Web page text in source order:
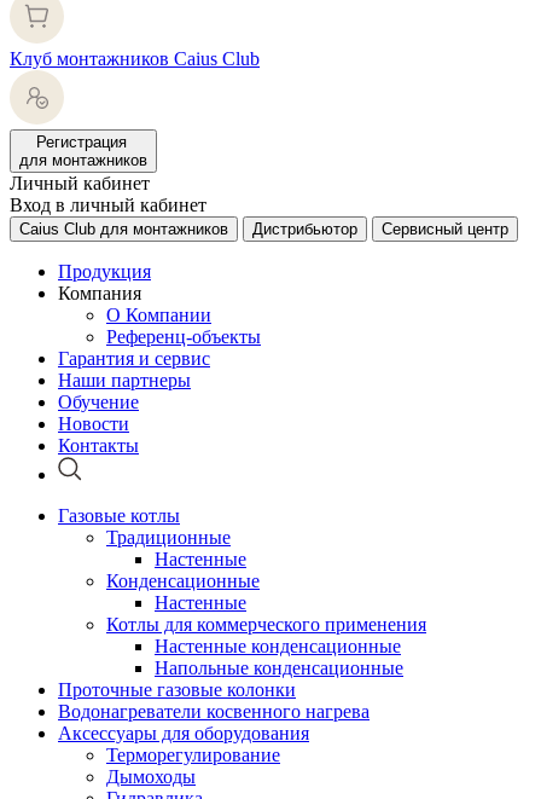
Клуб монтажников Caius Club
Регистрация
для монтажников
Личный кабинет
Вход в личный кабинет
Caius Club для монтажников Дистрибьютор Сервисный центр
Продукция
Компания
О Компании
Референц-объекты
Гарантия и сервис
Наши партнеры
Обучение
Новости
Контакты
Газовые котлы
Традиционные
Настенные
Конденсационные
Настенные
Котлы для коммерческого применения
Настенные конденсационные
Напольные конденсационные
Проточные газовые колонки
Водонагреватели косвенного нагрева
Аксессуары для оборудования
Терморегулирование
Дымоходы